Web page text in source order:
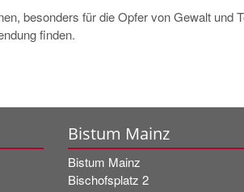
besonders für die Opfer von Gewalt und
finden.
Bistum Mainz
Bistum Mainz
Bischofsplatz 2